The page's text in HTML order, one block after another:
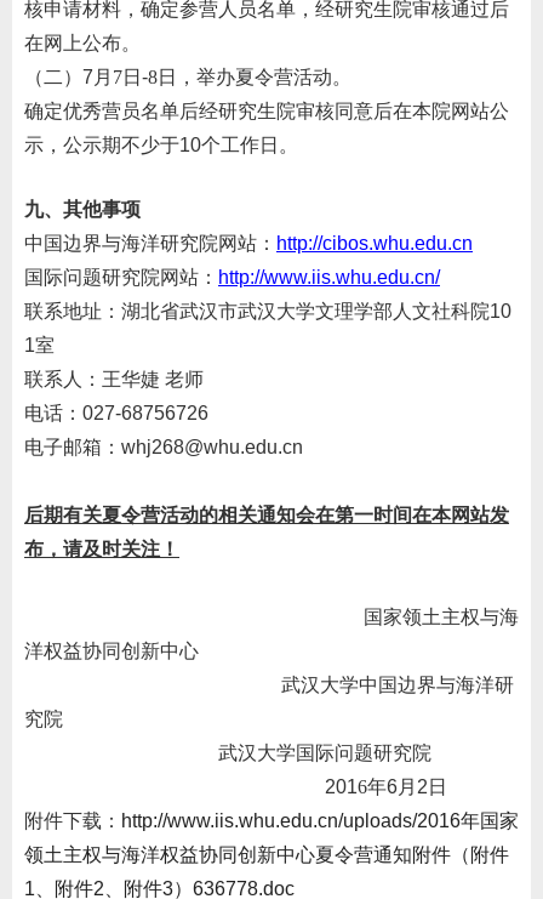
核申请材料，确定参营人员名单，经研究生院审核通过后
在网上公布。
（ 二 ） 7 月 7日 -8日，举办夏令营活动。
确定优秀营员名单后经研究生院审核同意后在本院网站公
示 ，公示期不少于10个工作日。
九、其他事项
中国边界与海洋研究院网站： http://cibos.whu.edu.cn
国际问题研究院网站： http://www.iis.whu.edu.cn/
联系地址：湖北省武汉市武汉大学文理学部 人文社科院10
1室
联系人：王华婕 老师
电话： 027-68756726
电子邮箱： whj268@whu.edu.cn
后期有关夏令营活动的相关通知会在第一时间在本网站发
布，请及时关注！
国家领土主权与海
洋权益协同创新中心
武汉大学中国边界与海洋研
究院
武汉大学国际问题研究院
2016年6月2日
附件下载： http://www.iis.whu.edu.cn/uploads/2016年国家
领土主权与海洋权益协同创新中心夏令营通知附件（附件
1、附件2、附件3）636778.doc